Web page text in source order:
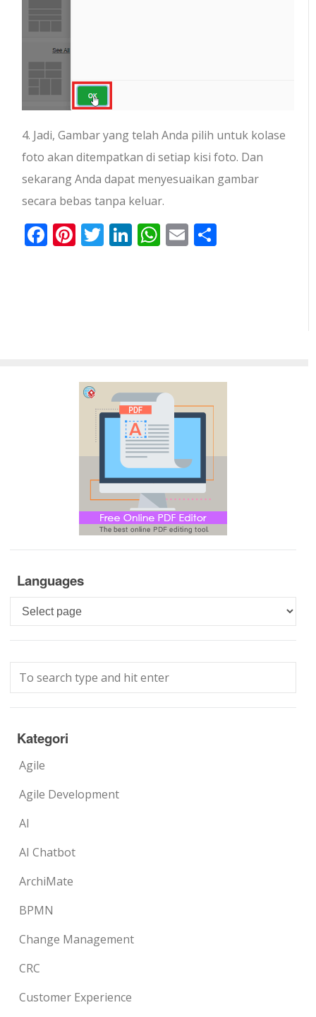
4. Jadi, Gambar yang telah Anda pilih untuk kolase
foto akan ditempatkan di setiap kisi foto. Dan
sekarang Anda dapat menyesuaikan gambar
secara bebas tanpa keluar.
Facebook
Pinterest
Twitter
LinkedIn
WhatsApp
Email
Languages
Languages
Kategori
Agile
Agile Development
AI
AI Chatbot
ArchiMate
BPMN
Change Management
CRC
Customer Experience